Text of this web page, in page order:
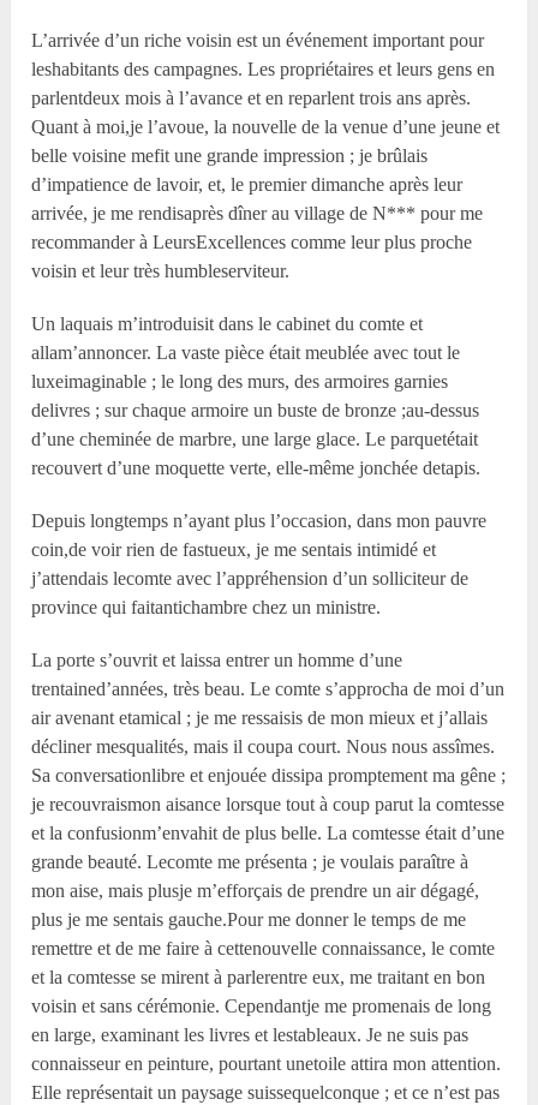
L’arrivée d’un riche voisin est un événement important pour
leshabitants des campagnes. Les propriétaires et leurs gens en
parlentdeux mois à l’avance et en reparlent trois ans après.
Quant à moi,je l’avoue, la nouvelle de la venue d’une jeune et
belle voisine mefit une grande impression ; je brûlais
d’impatience de lavoir, et, le premier dimanche après leur
arrivée, je me rendisaprès dîner au village de N*** pour me
recommander à LeursExcellences comme leur plus proche
voisin et leur très humbleserviteur.
Un laquais m’introduisit dans le cabinet du comte et
allam’annoncer. La vaste pièce était meublée avec tout le
luxeimaginable ; le long des murs, des armoires garnies
delivres ; sur chaque armoire un buste de bronze ;au-dessus
d’une cheminée de marbre, une large glace. Le parquetétait
recouvert d’une moquette verte, elle-même jonchée detapis.
Depuis longtemps n’ayant plus l’occasion, dans mon pauvre
coin,de voir rien de fastueux, je me sentais intimidé et
j’attendais lecomte avec l’appréhension d’un solliciteur de
province qui faitantichambre chez un ministre.
La porte s’ouvrit et laissa entrer un homme d’une
trentained’années, très beau. Le comte s’approcha de moi d’un
air avenant etamical ; je me ressaisis de mon mieux et j’allais
décliner mesqualités, mais il coupa court. Nous nous assîmes.
Sa conversationlibre et enjouée dissipa promptement ma gêne ;
je recouvraismon aisance lorsque tout à coup parut la comtesse
et la confusionm’envahit de plus belle. La comtesse était d’une
grande beauté. Lecomte me présenta ; je voulais paraître à
mon aise, mais plusje m’efforçais de prendre un air dégagé,
plus je me sentais gauche.Pour me donner le temps de me
remettre et de me faire à cettenouvelle connaissance, le comte
et la comtesse se mirent à parlerentre eux, me traitant en bon
voisin et sans cérémonie. Cependantje me promenais de long
en large, examinant les livres et lestableaux. Je ne suis pas
connaisseur en peinture, pourtant unetoile attira mon attention.
Elle représentait un paysage suissequelconque ; et ce n’est pas